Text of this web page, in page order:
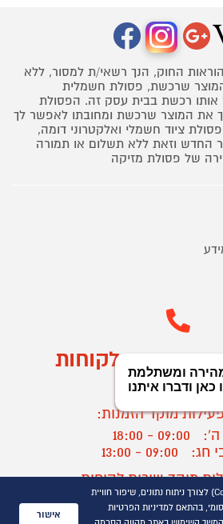
החוק, הנך רשאי/ת למסור, ללא
שרכשת, פסולת חשמלית
אותו רכשת בבית עסק זה. הפסולת
את המוצר שרכשת ומחובתו לאפשר לך
ציוד חשמלי ואלקטרוני דומה,
החדש וזאת ללא תשלום או תמורה
של פסולת מזיקה
ושירות לקוחות
03-
מוקד הזמנות:
09:00 - 18:00
חג:
09:00 - 13:00
מוקד שירות לקוחות:
ד':
09:00 - 16:30
:
09:00 - 16:00
אתר זה משתמש בעוגיות (Cookies) לצורך ניתוח נתונים, שיפור חוויית
בהתאם למדיניות הפרטיות
אישור